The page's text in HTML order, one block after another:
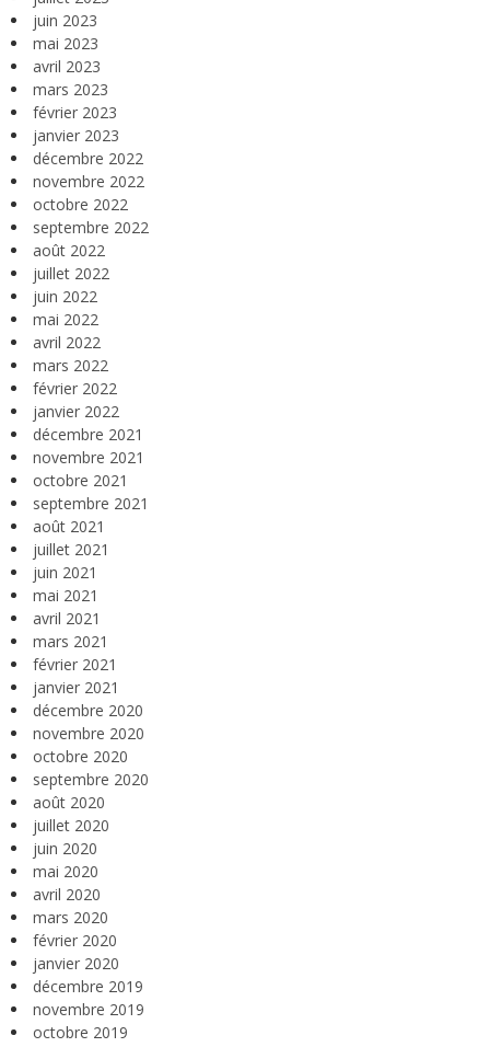
juin 2023
mai 2023
avril 2023
mars 2023
février 2023
janvier 2023
décembre 2022
novembre 2022
octobre 2022
septembre 2022
août 2022
juillet 2022
juin 2022
mai 2022
avril 2022
mars 2022
février 2022
janvier 2022
décembre 2021
novembre 2021
octobre 2021
septembre 2021
août 2021
juillet 2021
juin 2021
mai 2021
avril 2021
mars 2021
février 2021
janvier 2021
décembre 2020
novembre 2020
octobre 2020
septembre 2020
août 2020
juillet 2020
juin 2020
mai 2020
avril 2020
mars 2020
février 2020
janvier 2020
décembre 2019
novembre 2019
octobre 2019